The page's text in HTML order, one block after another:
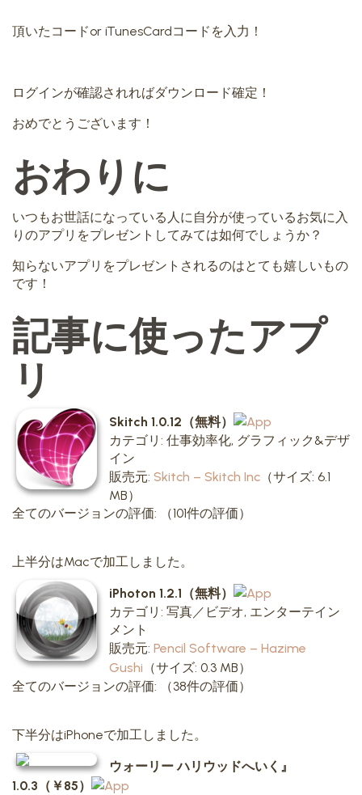
頂いたコードor iTunesCardコードを入力！
ログインが確認されればダウンロード確定！
おめでとうございます！
おわりに
いつもお世話になっている人に自分が使っているお気に入
りのアプリをプレゼントしてみては如何でしょうか？
知らないアプリをプレゼントされるのはとても嬉しいもの
です！
記事に使ったアプ
リ
Skitch 1.0.12（無料）
カテゴリ: 仕事効率化, グラフィック&デザ
イン
販売元: Skitch – Skitch Inc （サイズ: 6.1
MB）
全てのバージョンの評価:
（101件の評価）
上半分はMacで加工しました。
iPhoton 1.2.1（無料）
カテゴリ: 写真／ビデオ, エンターテイン
メント
販売元: Pencil Software – Hazime
Gushi （サイズ: 0.3 MB）
全てのバージョンの評価:
（38件の評価）
下半分はiPhoneで加工しました。
ウォーリー ハリウッドへいく』
1.0.3（￥85）